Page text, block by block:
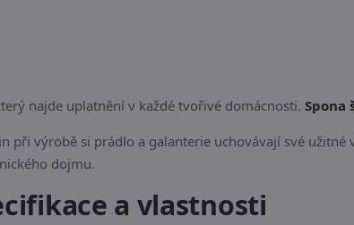
najde uplatnění v každé tvořivé domácnosti. Spona
při výrobě si prádlo a galanterie uchovávají své
dojmu.
a vlastnosti